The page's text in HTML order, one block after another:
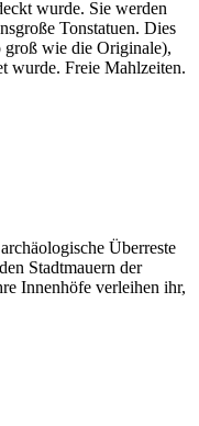
wurde. Sie werden
Tonstatuen. Dies
groß wie die Originale),
wurde. Freie Mahlzeiten.
Überreste
Stadtmauern der
Innenhöfe verleihen ihr,